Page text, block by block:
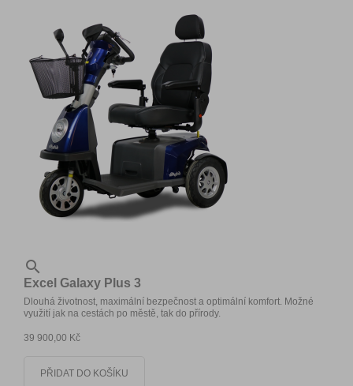

Excel Galaxy Plus 3
Dlouhá životnost, maximální bezpečnost a optimální komfort. Možné
využití jak na cestách po městě, tak do přírody.
39 900,00 Kč
PŘIDAT DO KOŠÍKU